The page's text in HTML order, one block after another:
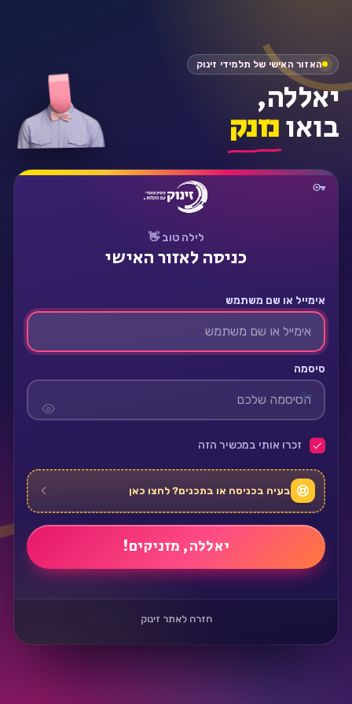
לילה טוב 👋
כניסה לאזור האישי
אימייל או שם משתמש
סיסמה
זכרו אותי במכשיר הזה
בעיה בכניסה או בתכנים? לחצו כאן
חזרה לאתר זינוק
האזור האישי של תלמידי זינוק
יאללה,
בואונזנק